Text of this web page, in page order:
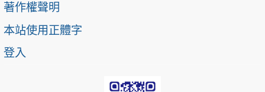
著作權聲明
本站使用正體字
登入